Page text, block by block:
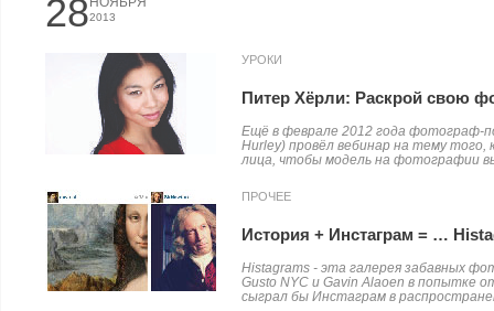
282013
УРОКИ
Питер Хёрли: Раскрой свою
Ещё в феврале 2012 года фотограф-
Hurley) провёл вебинар на тему того,
лица, чтобы модель на фотографии
ПРОЧЕЕ
История + Инстаграм = …
Histagrams - эта галерея забавных
Gusto NYC и Gavin Alaoen в попытке
сыграл бы Инстаграм в